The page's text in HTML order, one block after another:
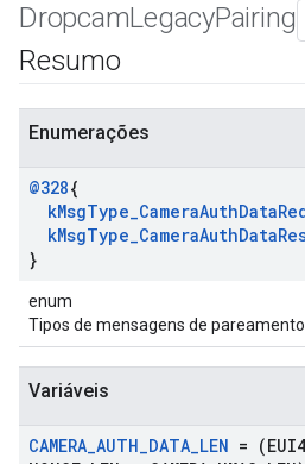
DropcamLegacyPairing
Resumo
Enumerações
@328{
kMsgType_CameraAuthData
kMsgType_CameraAuthData
}
enum
Tipos de mensagens de
Variáveis
CAMERA_AUTH_DATA_LEN =